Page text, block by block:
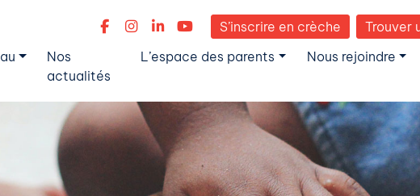
S’inscrire en crèche Trouver
Nos
actualités
L’espace des parents Nous rejoindre